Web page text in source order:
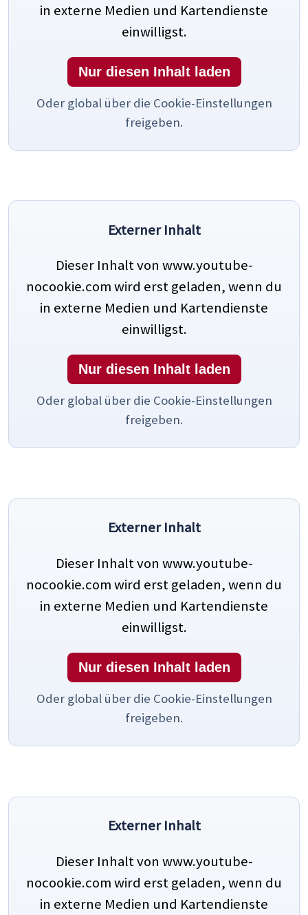
in externe Medien und Kartendienste
einwilligst.
Nur diesen Inhalt laden
Oder global über die Cookie-Einstellungen
freigeben.
Externer Inhalt
Dieser Inhalt von www.youtube-
nocookie.com wird erst geladen, wenn du
in externe Medien und Kartendienste
einwilligst.
Nur diesen Inhalt laden
Oder global über die Cookie-Einstellungen
freigeben.
Externer Inhalt
Dieser Inhalt von www.youtube-
nocookie.com wird erst geladen, wenn du
in externe Medien und Kartendienste
einwilligst.
Nur diesen Inhalt laden
Oder global über die Cookie-Einstellungen
freigeben.
Externer Inhalt
Dieser Inhalt von www.youtube-
nocookie.com wird erst geladen, wenn du
in externe Medien und Kartendienste